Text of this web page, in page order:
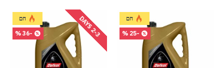
חם
-25 %
חם
-36 %
2
-
3
D
A
Y
S